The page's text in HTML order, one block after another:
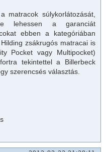
matracok súlykorlátozását,
lehessen a garanciát
ebben a kategóriában
zsákrugós matracai is
Pocket vagy Multipocket)
tekintettel a Billerbeck
szerencsés választás.